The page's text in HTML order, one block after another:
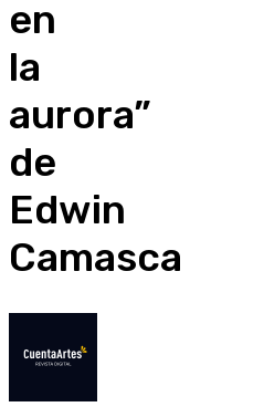
en
la
aurora”
de
Edwin
Camasca